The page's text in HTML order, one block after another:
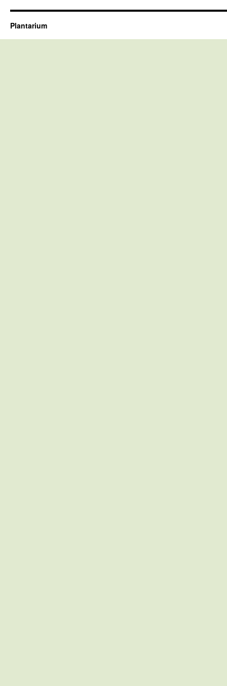
Plantarium